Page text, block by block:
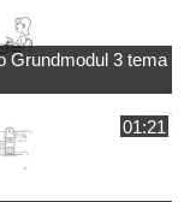
Grundmodul 3 tema
01:21